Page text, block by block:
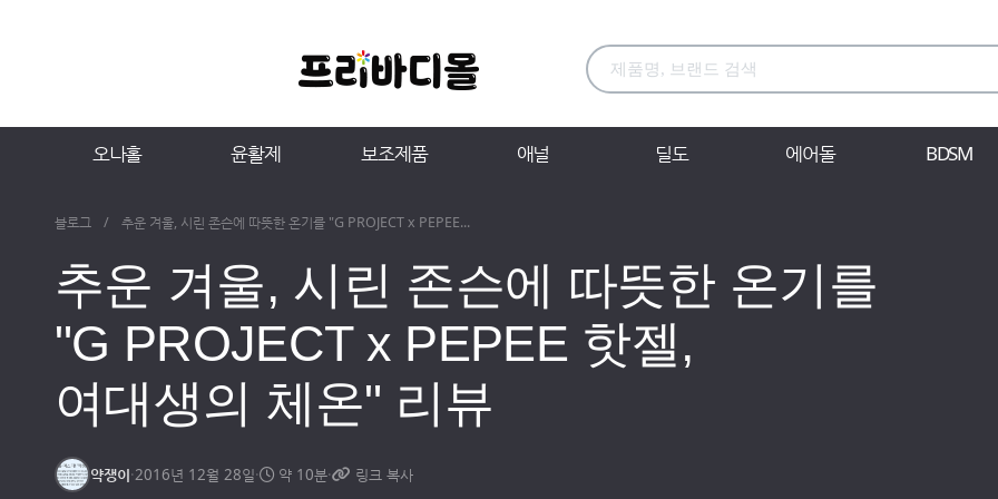
오나홀 윤활제 보조제품 애널 딜도 에어돌 BDSM
블로그 / 추운 겨울, 시린 존슨에 따뜻한 온기를 "G PROJECT x PEPEE...
추운 겨울, 시린 존슨에 따뜻한 온기를
"G PROJECT x PEPEE 핫젤,
여대생의 체온" 리뷰
약쟁이·2016년 12월 28일· 약 10분· 링크 복사